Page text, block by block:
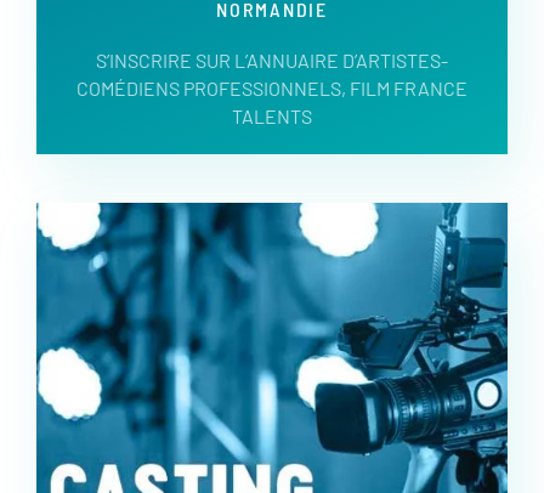
NORMANDIE
S’INSCRIRE SUR L’ANNUAIRE D’ARTISTES-
COMÉDIENS PROFESSIONNELS, FILM FRANCE
TALENTS